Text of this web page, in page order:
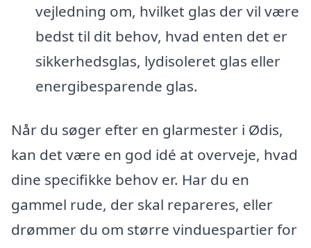
vejledning om, hvilket glas der vil være
bedst til dit behov, hvad enten det er
sikkerhedsglas, lydisoleret glas eller
energibesparende glas.
Når du søger efter en glarmester i Ødis,
kan det være en god idé at overveje, hvad
dine specifikke behov er. Har du en
gammel rude, der skal repareres, eller
drømmer du om større vinduespartier for